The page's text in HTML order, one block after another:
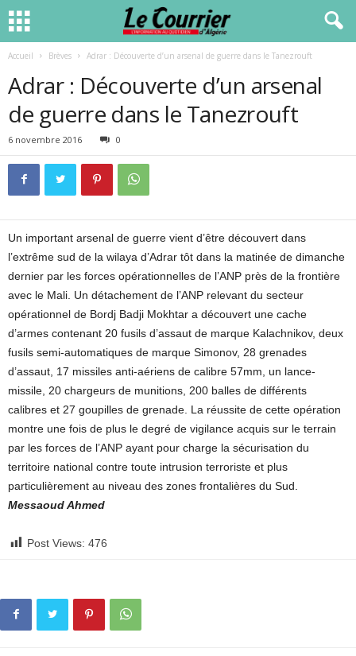
Accueil Brèves Adrar : Découverte d’un arsenal de guerre dans le Tanezrouft
Adrar : Découverte d’un arsenal
de guerre dans le Tanezrouft
6 novembre 2016 0
Un important arsenal de guerre vient d’être découvert dans
l’extrême sud de la wilaya d’Adrar tôt dans la matinée de dimanche
dernier par les forces opérationnelles de l’ANP près de la frontière
avec le Mali. Un détachement de l’ANP relevant du secteur
opérationnel de Bordj Badji Mokhtar a découvert une cache
d’armes contenant 20 fusils d’assaut de marque Kalachnikov, deux
fusils semi-automatiques de marque Simonov, 28 grenades
d’assaut, 17 missiles anti-aériens de calibre 57mm, un lance-
missile, 20 chargeurs de munitions, 200 balles de différents
calibres et 27 goupilles de grenade. La réussite de cette opération
montre une fois de plus le degré de vigilance acquis sur le terrain
par les forces de l’ANP ayant pour charge la sécurisation du
territoire national contre toute intrusion terroriste et plus
particulièrement au niveau des zones frontalières du Sud.
Messaoud Ahmed
Post Views: 476